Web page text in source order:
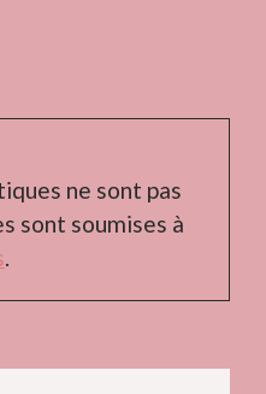
ne sont pas
sont soumises à
.